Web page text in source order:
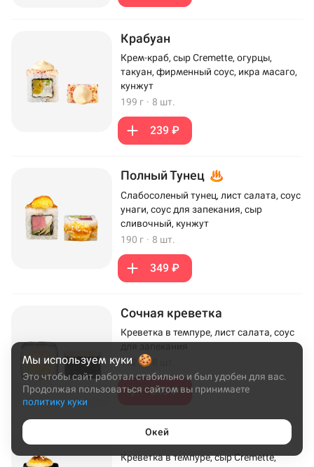
Крабуан
Крем-краб, сыр Cremette, огурцы,
такуан, фирменный соус, икра масаго,
кунжут
199 г · 8 шт.
239 ₽
Полный Тунец
Слабосоленый тунец, лист салата, соус
унаги, соус для запекания, сыр
сливочный, кунжут
190 г · 8 шт.
349 ₽
Сочная креветка
Креветка в темпуре, лист салата, соус
172 г ·
349 ₽
Эби Хот
Креветка в темпуре, сыр Cremette,
Мы используем куки
Это чтобы сайт работал стабильно и был удобен для вас.
Продолжая пользоваться сайтом вы принимаете
политику куки
Окей